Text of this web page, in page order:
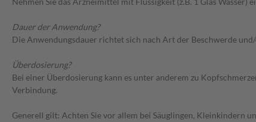
Dauer der Anwendung?
Die Anwendungsdauer richtet sich nach Art der Beschwerde
Überdosierung?
Bei einer Überdosierung kann es unter anderem zu
Verbindung.
Generell gilt: Achten Sie vor allem bei Säuglingen, Kleinkindern